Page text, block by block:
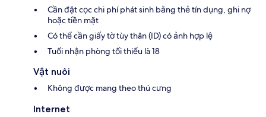
Cần đặt cọc chi phí phát sinh bằng thẻ tín dụng, ghi nợ
hoặc tiền mặt
Có thể cần giấy tờ tùy thân (ID) có ảnh hợp lệ
Tuổi nhận phòng tối thiểu là 18
Vật nuôi
Không được mang theo thú cưng
Internet